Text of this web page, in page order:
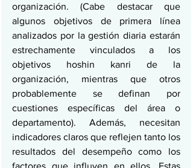
organización. (Cabe destacar que
algunos objetivos de primera línea
analizados por la gestión diaria estarán
estrechamente vinculados a los
objetivos hoshin kanri de la
organización, mientras que otros
probablemente se definan por
cuestiones específicas del área o
departamento). Además, necesitan
indicadores claros que reflejen tanto los
resultados del desempeño como los
factores que influyen en ellos. Estas